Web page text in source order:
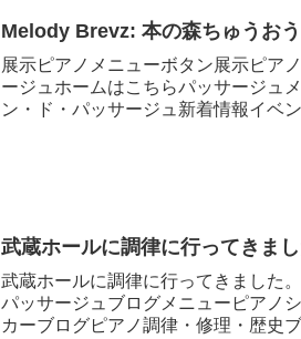
Melody Brevz: 本の森ちゅうお
展示ピアノメニューボタン展示ピア
ージュホームはこちらパッサージュ
ン・ド・パッサージュ新着情報イベ
武蔵ホールに調律に行ってきまし
武蔵ホールに調律に行ってきました
パッサージュブログメニューピアノ
カーブログピアノ調律・修理・歴史